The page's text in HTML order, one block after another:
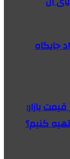
جایگاه
بازار؛
کنیم؟